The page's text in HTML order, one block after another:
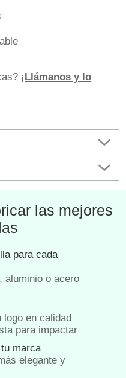
¡Llámanos y lo
las mejores
para cada
aluminio o acero
logo en calidad
para impactar
marca
elegante y